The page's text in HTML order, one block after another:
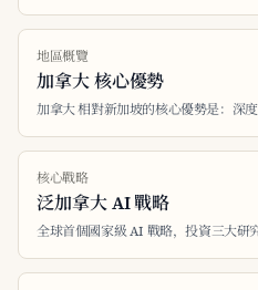
地區概覽
加拿大 核心優勢
加拿大 相對新加坡的核心優勢是：深
核心戰略
泛加拿大 AI 戰略
全球首個國家級 AI 戰略，投資三大研